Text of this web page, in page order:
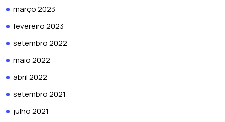
março 2023
fevereiro 2023
setembro 2022
maio 2022
abril 2022
setembro 2021
julho 2021